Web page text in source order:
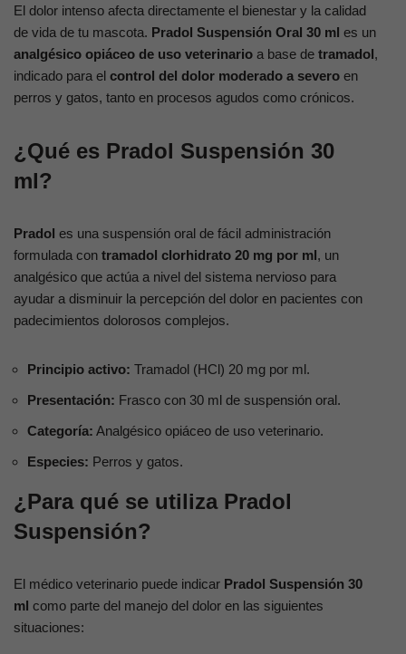
El dolor intenso afecta directamente el bienestar y la calidad
de vida de tu mascota. Pradol Suspensión Oral 30 ml es un
analgésico opiáceo de uso veterinario a base de tramadol,
indicado para el control del dolor moderado a severo en
perros y gatos, tanto en procesos agudos como crónicos.
¿Qué es Pradol Suspensión 30
ml?
Pradol es una suspensión oral de fácil administración
formulada con tramadol clorhidrato 20 mg por ml, un
analgésico que actúa a nivel del sistema nervioso para
ayudar a disminuir la percepción del dolor en pacientes con
padecimientos dolorosos complejos.
Principio activo: Tramadol (HCl) 20 mg por ml.
Presentación: Frasco con 30 ml de suspensión oral.
Categoría: Analgésico opiáceo de uso veterinario.
Especies: Perros y gatos.
¿Para qué se utiliza Pradol
Suspensión?
El médico veterinario puede indicar Pradol Suspensión 30
ml como parte del manejo del dolor en las siguientes
situaciones: